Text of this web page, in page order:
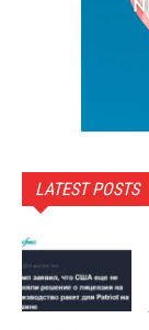
LATEST POSTS